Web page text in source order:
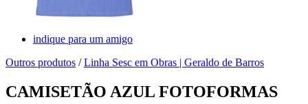
indique para um amigo
Outros produtos /Linha Sesc em Obras | Geraldo de Barros
CAMISETÃO AZUL FOTOFORMAS